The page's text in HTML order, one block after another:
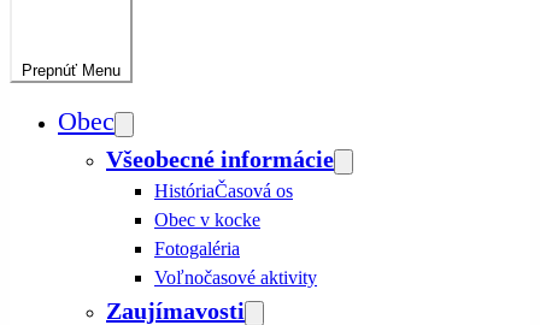
Prepnúť Menu
Obec
Všeobecné informácie
HistóriaČasová os
Obec v kocke
Fotogaléria
Voľnočasové aktivity
Zaujímavosti